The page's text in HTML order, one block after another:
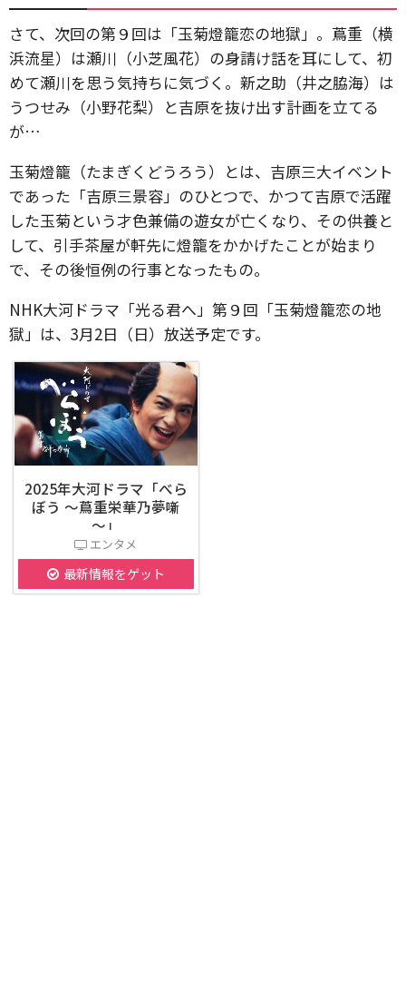
さて、次回の第９回は「玉菊燈籠恋の地獄」。蔦重（横
浜流星）は瀬川（小芝風花）の身請け話を耳にして、初
めて瀬川を思う気持ちに気づく。新之助（井之脇海）は
うつせみ（小野花梨）と吉原を抜け出す計画を立てる
が…
玉菊燈籠（たまぎくどうろう）とは、吉原三大イベント
であった「吉原三景容」のひとつで、かつて吉原で活躍
した玉菊という才色兼備の遊女が亡くなり、その供養と
して、引手茶屋が軒先に燈籠をかかげたことが始まり
で、その後恒例の行事となったもの。
NHK大河ドラマ「光る君へ」第９回「玉菊燈籠恋の地
獄」は、3月2日（日）放送予定です。
2025年大河ドラマ「べら
ぼう ～蔦重栄華乃夢噺
～」
エンタメ
最新情報をゲット